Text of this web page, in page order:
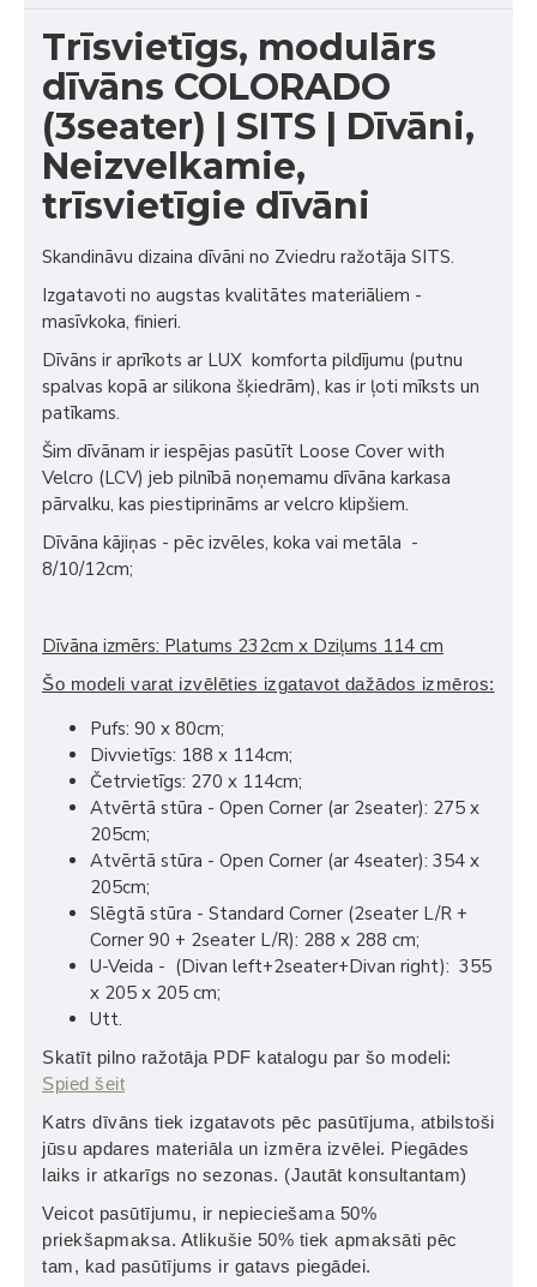
Trīsvietīgs, modulārs
dīvāns COLORADO
(3seater) | SITS | Dīvāni,
Neizvelkamie,
trīsvietīgie dīvāni
Skandināvu dizaina dīvāni no Zviedru ražotāja SITS.
Izgatavoti no augstas kvalitātes materiāliem -
masīvkoka, finieri.
Dīvāns ir aprīkots ar LUX komforta pildījumu (putnu
spalvas kopā ar silikona šķiedrām), kas ir ļoti mīksts un
patīkams.
Šim dīvānam ir iespējas pasūtīt Loose Cover with
Velcro (LCV) jeb pilnībā noņemamu dīvāna karkasa
pārvalku, kas piestiprināms ar velcro klipšiem.
Dīvāna kājiņas - pēc izvēles, koka vai metāla -
8/10/12cm;
Dīvāna izmērs: Platums 232cm x Dziļums 114 cm
Šo modeli varat izvēlēties izgatavot dažādos izmēros:
Pufs: 90 x 80cm;
Divvietīgs: 188 x 114cm;
Četrvietīgs: 270 x 114cm;
Atvērtā stūra - Open Corner (ar 2seater): 275 x
205cm;
Atvērtā stūra - Open Corner (ar 4seater): 354 x
205cm;
Slēgtā stūra - Standard Corner (2seater L/R +
Corner 90 + 2seater L/R): 288 x 288 cm;
U-Veida - (Divan left+2seater+Divan right): 355
x 205 x 205 cm;
Utt.
Skatīt pilno ražotāja PDF katalogu par šo modeli:
Spied šeit
Katrs dīvāns tiek izgatavots pēc pasūtījuma, atbilstoši
jūsu apdares materiāla un izmēra izvēlei. Piegādes
laiks ir atkarīgs no sezonas. (Jautāt konsultantam)
Veicot pasūtījumu, ir nepieciešama 50%
priekšapmaksa. Atlikušie 50% tiek apmaksāti pēc
tam, kad pasūtījums ir gatavs piegādei.